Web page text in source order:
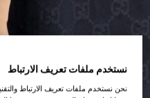
نستخدم ملفات تعريف الارتباط
نحن نستخدم ملفات تعريف الارتباط